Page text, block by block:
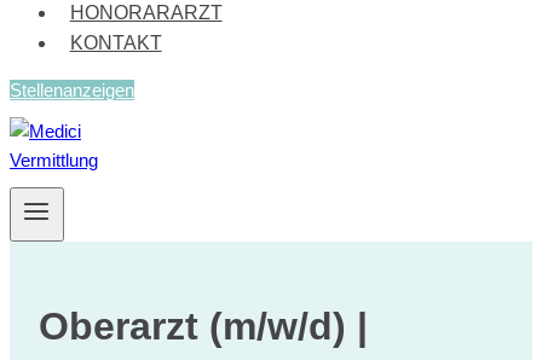
HONORARARZT
KONTAKT
Stellenanzeigen
Oberarzt (m/w/d) |